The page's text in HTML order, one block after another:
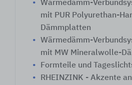
Wärmedämm-
mit PUR Polyurethan-
Dämmplatten
Wärmedämm-
mit MW Mineralwolle-
Formteile und
RHEINZINK - Akzente